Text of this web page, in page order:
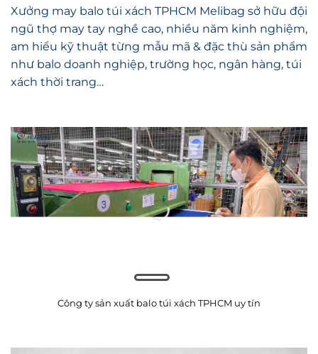
ngũ thợ may tay nghề cao, nhiều năm kinh nghiệm,
am hiểu kỹ thuật từng mẫu mã & đặc thù sản phẩm
như balo doanh nghiệp, trường học, ngân hàng, túi
xách thời trang…